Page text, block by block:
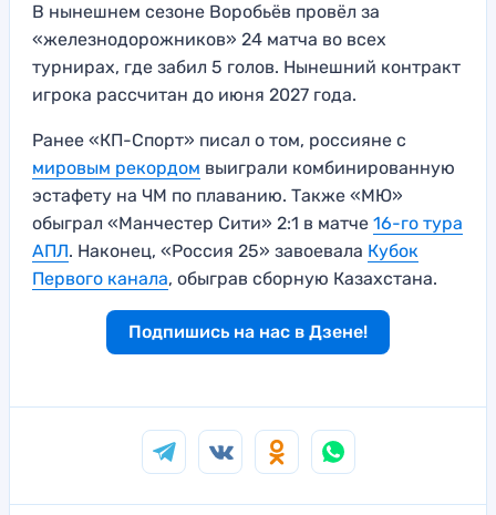
В нынешнем сезоне Воробьёв провёл за
«железнодорожников» 24 матча во всех
турнирах, где забил 5 голов. Нынешний контракт
игрока рассчитан до июня 2027 года.
Ранее «КП-Спорт» писал о том, россияне с
мировым рекордом выиграли комбинированную
эстафету на ЧМ по плаванию. Также «МЮ»
обыграл «Манчестер Сити» 2:1 в матче 16-го тура
АПЛ. Наконец, «Россия 25» завоевала Кубок
Первого канала, обыграв сборную Казахстана.
Подпишись на нас в Дзене!